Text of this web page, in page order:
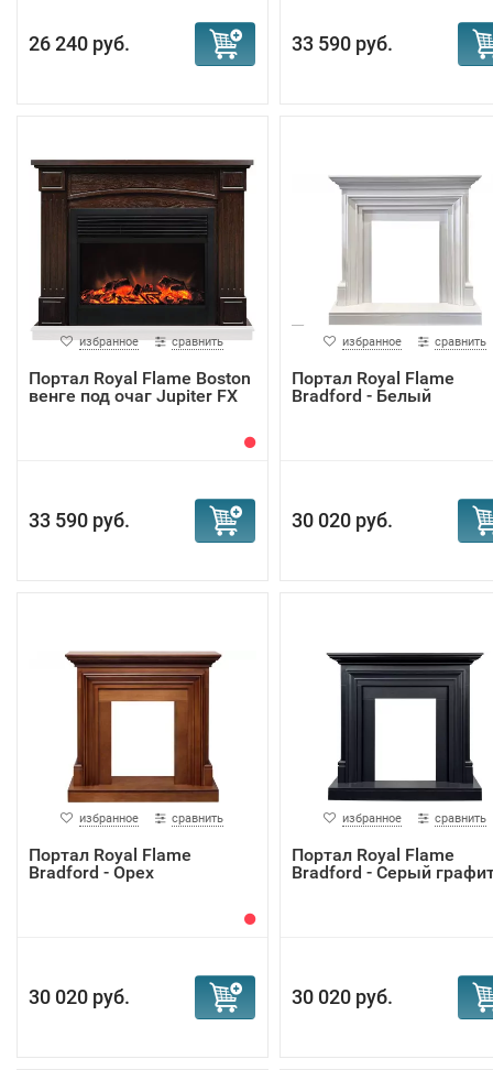
26 240 руб. 33 590 руб.
избранное сравнить
Портал Royal Flame Boston
венге под очаг Jupiter FX
33 590 руб.
избранное сравнить
Портал Royal Flame
Bradford - Белый
30 020 руб.
избранное сравнить
Портал Royal Flame
Bradford - Орех
30 020 руб.
избранное сравнить
Портал Royal Flame
Bradford - Серый
30 020 руб.